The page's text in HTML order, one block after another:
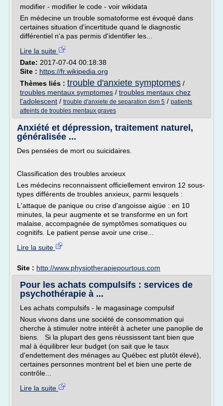
modifier - modifier le code - voir wikidata
En médecine un trouble somatoforme est évoqué dans
certaines situation d'incertitude quand le diagnostic
différentiel n'a pas permis d'identifier les...
Lire la suite
Date: 2017-07-04 00:18:38
Site : https://fr.wikipedia.org
Thèmes liés : trouble d'anxiete symptomes /
troubles mentaux symptomes / troubles mentaux chez
l'adolescent / trouble d'anxiete de separation dsm 5 / patients
atteints de troubles mentaux graves
Anxiété et dépression, traitement naturel,
généralisée ...
Des pensées de mort ou suicidaires.
Classification des troubles anxieux
Les médecins reconnaissent officiellement environ 12 sous-
types différents de troubles anxieux, parmi lesquels :
L'attaque de panique ou crise d'angoisse aigüe : en 10
minutes, la peur augmente et se transforme en un fort
malaise, accompagnée de symptômes somatiques ou
cognitifs. Le patient pense avoir une crise...
Lire la suite
Site : http://www.physiotherapiepourtous.com
Pour les achats compulsifs : services de
psychothérapie à ...
Les achats compulsifs - le magasinage compulsif
Nous vivons dans une société de consommation qui
cherche à stimuler notre intérêt à acheter une panoplie de
biens. Si la plupart des gens réussissent tant bien que
mal à équilibrer leur budget (on sait que le taux
d'endettement des ménages au Québec est plutôt élevé),
certaines personnes montrent bel et bien une perte de
contrôle...
Lire la suite